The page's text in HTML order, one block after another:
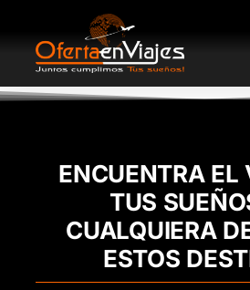
ENCUENTRA EL
TUS
CUALQUIERA
ESTOS